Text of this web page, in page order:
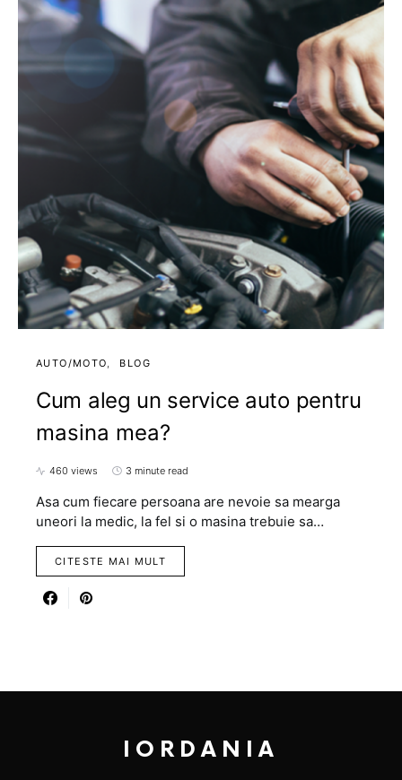
AUTO/MOTO BLOG
Cum aleg un service auto pentru
masina mea?
460 views 3 minute read
Asa cum fiecare persoana are nevoie sa mearga
uneori la medic, la fel si o masina trebuie sa…
CITESTE MAI MULT
IORDANIA